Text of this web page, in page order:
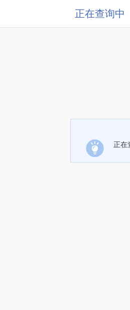
正在查询中
正在